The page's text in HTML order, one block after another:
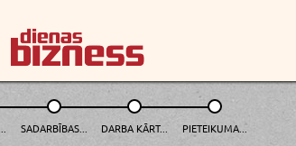
SADARBĪBAS... DARBA KĀRT... PIETEIKUMA...